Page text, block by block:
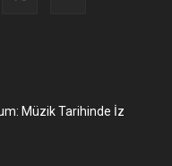
Müzik Tarihinde İz